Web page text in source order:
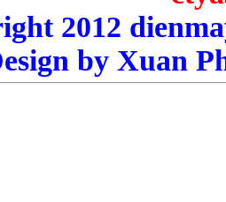
2012
by Xuan